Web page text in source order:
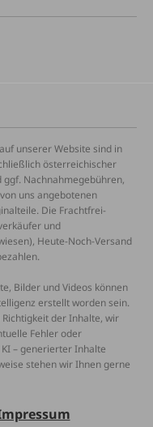
unserer Website sind in
österreichischer
Nachnahmegebühren,
uns angebotenen
Die Frachtfrei-
und
Heute-Noch-Versand
Bilder und Videos können
erstellt worden sein.
der Inhalte, wir
Fehler oder
– generierter Inhalte
stehen wir Ihnen gerne